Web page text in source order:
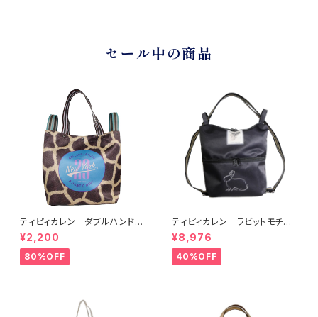
セール中の商品
ティピィカレン ダブルハンドル
ジラフビッグトートバッグ
¥2,200
80%OFF
ティピィカレン ラビットモチー
フ2WAYショルダーリュック
¥8,976
40%OFF